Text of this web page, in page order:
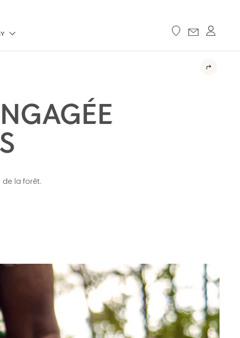
de la forêt.